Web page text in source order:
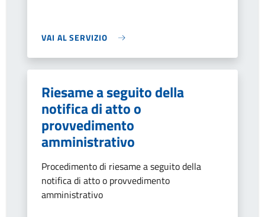
VAI AL SERVIZIO
Riesame a seguito della
notifica di atto o
provvedimento
amministrativo
Procedimento di riesame a seguito della
notifica di atto o provvedimento
amministrativo